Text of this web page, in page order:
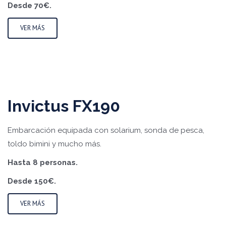
Desde 70€.
VER MÁS
Invictus FX190
Embarcación equipada con solarium, sonda de pesca,
toldo bimini y mucho más.
Hasta 8 personas.
Desde 150€.
VER MÁS